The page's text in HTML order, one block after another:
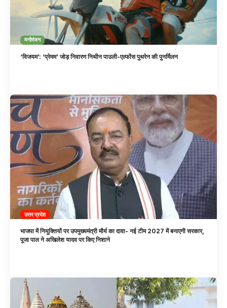
मनोरंजन
‘विजयम’: ‘प्रेमम’ जोड़ निवारण निथीन पाउली-एल्फोंस पुथरेन की पुनर्मिलन
उत्तर प्रदेश
भाजपा में नियुक्तियों पर उपमुख्यमंत्री मौर्य का दावा- नई टीम 2027 में बनाएगी सरकार,
पूजा पाल ने अखिलेश यादव पर किए निशाने